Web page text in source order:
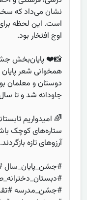
نشان می‌داد که
است. این لحظه
اوج افتخار بود.
📸❤️ پایان‌بخش
همخوانی شعر
دوستان و معلمان
جاودانه شد و تا
🌈 امیدواریم
ستاره‌های کوچک
آرزوهای تازه بازگردند.
#جشن_پایان_سال
#جشن_مدرسه